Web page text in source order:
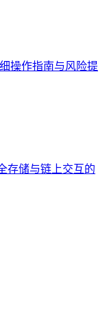
操作指南与风险提
存储与链上交互的